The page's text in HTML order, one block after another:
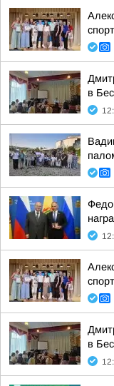
в
в